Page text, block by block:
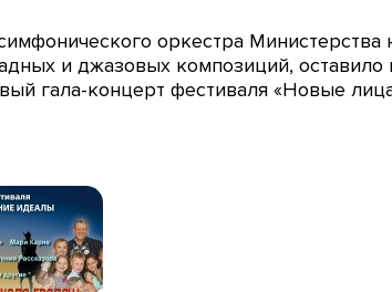
оркестра Министерства
и джазовых композиций, оставило
гала-концерт фестиваля «Новые